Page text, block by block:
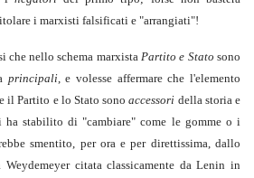
i marxisti falsificati e "arrangiati"!
che nello schema marxistaPartito e Stato sono
principali, e volesse affermare che l'elemento
il Partito e lo Stato sonoaccessori della storia e
ha stabilito di "cambiare" come le gomme o i
smentito, per ora e per direttissima, dallo
citata classicamente da Lenin in